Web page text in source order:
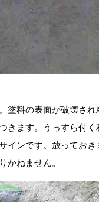
塗料の表面が破壊さ
きます。うっすら付く
インです。放ってお
かねません。